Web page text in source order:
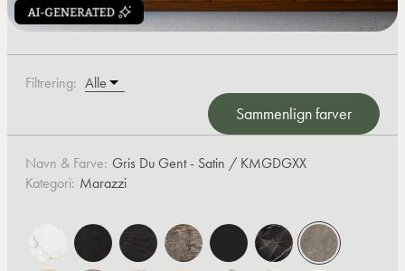
Filtrering:
Navn & Farve: Gris Du Gent - Satin / KMGDGXX
Kategori: Marazzi
Sammenlign farver